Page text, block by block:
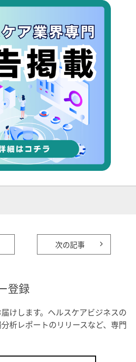
次の記事
登録
けします。ヘルスケアビジネスの
析レポートのリリースなど、専門